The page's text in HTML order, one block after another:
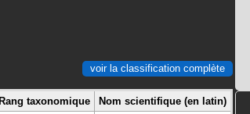
voir la classification complète
Rang taxonomique
Nom scientifique (en latin)